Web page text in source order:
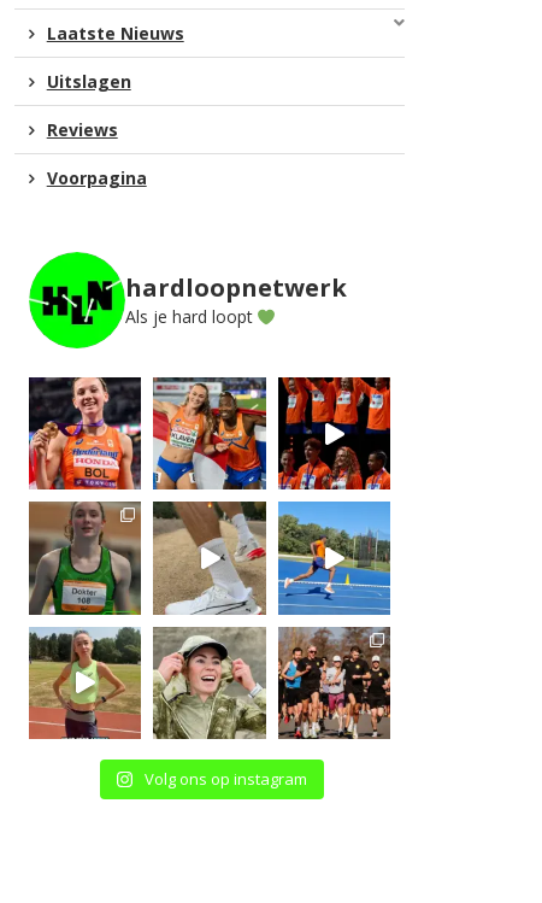
Laatste Nieuws
Uitslagen
Reviews
Voorpagina
hardloopnetwerk
Als je hard loopt
Volg ons op instagram